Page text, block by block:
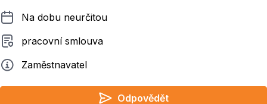
Délka pracovního poměru
Na dobu neurčitou
Typ smluvního vztahu
pracovní smlouva
ZadavatelZaměstnavatel
Odpovědět